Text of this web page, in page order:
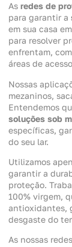
As redes de
para garantir a
em sua casa
para resolver
enfrentam,
áreas de
Nossas
mezaninos,
Entendemos
soluções sob
específicas,
do seu lar.
Utilizamos
garantir a
proteção.
100% virgem,
antioxidantes,
desgaste do
As nossas